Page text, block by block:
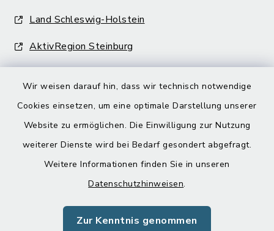
Wir weisen darauf hin, dass wir technisch notwendige
Cookies einsetzen, um eine optimale Darstellung unserer
Website zu ermöglichen. Die Einwilligung zur Nutzung
weiterer Dienste wird bei Bedarf gesondert abgefragt.
Weitere Informationen finden Sie in unseren
Datenschutzhinweisen.
Zur Kenntnis genommen
Land Schleswig-Holstein
AktivRegion Steinburg
Barrierefreiheit